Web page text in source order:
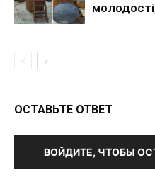
ОСТАВЬТЕ ОТВЕТ
ВОЙДИТЕ, ЧТОБЫ